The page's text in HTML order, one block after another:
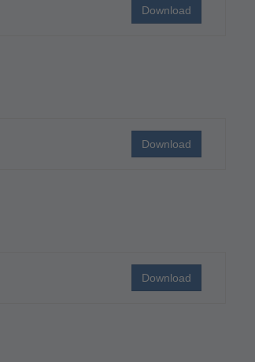
Download
Download
Download